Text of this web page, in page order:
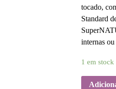
tocado,
Standard
internas
1 em stock